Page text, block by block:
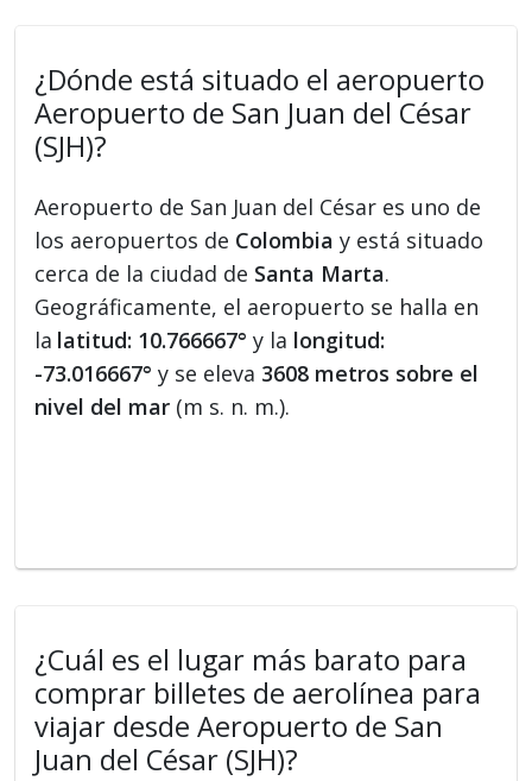
¿Dónde está situado el aeropuerto
Aeropuerto de San Juan del César
(SJH)?
Aeropuerto de San Juan del César es uno de
los aeropuertos de Colombia y está situado
cerca de la ciudad de Santa Marta.
Geográficamente, el aeropuerto se halla en
la latitud: 10.766667° y la longitud:
-73.016667° y se eleva 3608 metros sobre el
nivel del mar (m s. n. m.).
¿Cuál es el lugar más barato para
comprar billetes de aerolínea para
viajar desde Aeropuerto de San
Juan del César (SJH)?